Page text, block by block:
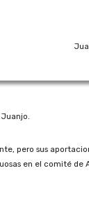
Juanjo.
pero sus
en el comité de